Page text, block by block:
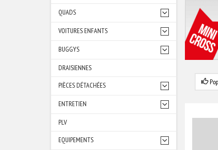
QUADS
VOITURES ENFANTS
BUGGYS
DRAISIENNES
PIÈCES DÉTACHÉES
ENTRETIEN
PLV
EQUIPEMENTS